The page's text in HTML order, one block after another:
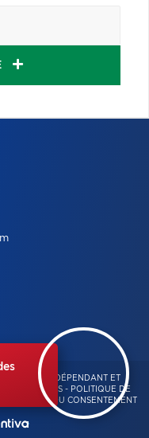
INDÉPENDANT ET
RÉSERVÉS - POLITIQUE DE
GESTION DU CONSENTEMENT